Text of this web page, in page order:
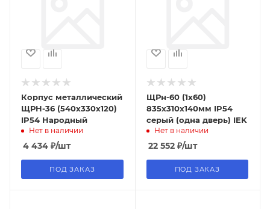
Корпус металлический
ЩРН-36 (540х330х120)
IP54 Народный
Нет в наличии
4 434 ₽/шт
ПОД ЗАКАЗ
ЩРн-60 (1х60)
835х310х140мм IP54
серый (одна дверь) IEK
Нет в наличии
22 552₽/шт
ПОД ЗАКАЗ